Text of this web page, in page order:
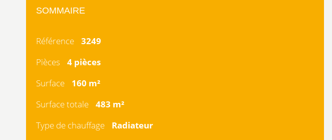
SOMMAIRE
Référence
3249
Pièces
4 pièces
Surface
160 m²
Surface totale
483 m²
Type de chauffage
Radiateur